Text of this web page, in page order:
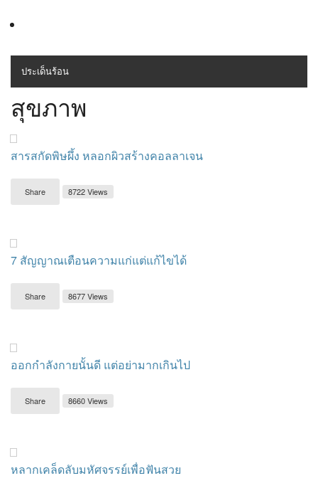
ประเด็นร้อน
สุขภาพ
ไลฟ์สไตล์
สุขภาพ
สารสกัดพิษผึ้ง หลอกผิวสร้างคอลลาเจน
Share 8722 Views
7 สัญญาณเตือนความแก่แต่แก้ไขได้
Share 8677 Views
ออกกำลังกายนั้นดี แต่อย่ามากเกินไป
Share 8660 Views
หลากเคล็ดลับมหัศจรรย์เพื่อฟันสวย